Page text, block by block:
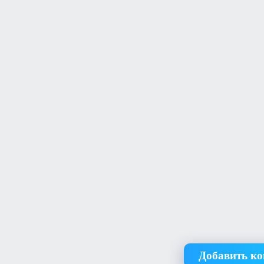
Добавить